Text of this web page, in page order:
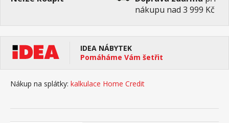
nákupu nad 3 999 Kč
IDEA NÁBYTEK
Pomáháme Vám šetřit
Nákup na splátky: kalkulace Home Credit